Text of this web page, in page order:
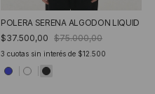
POLERA SERENA ALGODON LIQUID
$37.500,00 $75.000,00
3 cuotas sin interés de $12.500